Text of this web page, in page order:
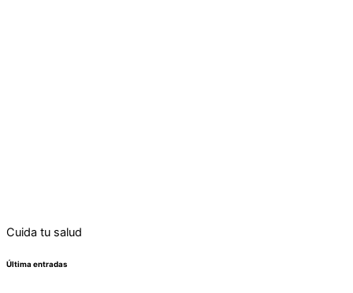
Cuida tu salud
Última entradas